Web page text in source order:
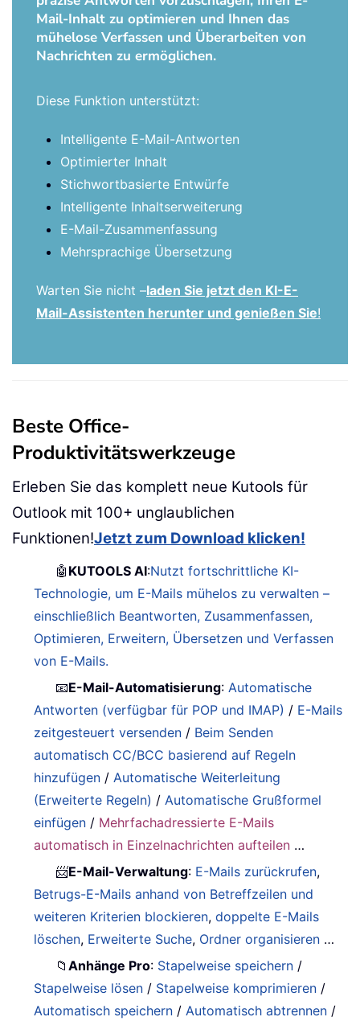
Mail-Inhalt zu optimieren und Ihnen das
mühelose Verfassen und Überarbeiten von
Nachrichten zu ermöglichen.
Diese Funktion unterstützt:
Intelligente E-Mail-Antworten
Optimierter Inhalt
Stichwortbasierte Entwürfe
Intelligente Inhaltserweiterung
E-Mail-Zusammenfassung
Mehrsprachige Übersetzung
Warten Sie nicht –laden Sie jetzt den KI-E-
Mail-Assistenten herunter und genießen Sie!
Beste Office-
Produktivitätswerkzeuge
Erleben Sie das komplett neue Kutools für
Outlook mit 100+ unglaublichen
Funktionen!Jetzt zum Download klicken!
🤖 KUTOOLS AI:Nutzt fortschrittliche KI-
Technologie, um E-Mails mühelos zu verwalten –
einschließlich Beantworten, Zusammenfassen,
Optimieren, Erweitern, Übersetzen und Verfassen
von E-Mails.
📧E-Mail-Automatisierung:Automatische
Antworten (verfügbar für POP und IMAP) / E-Mails
zeitgesteuert versenden / Beim Senden
automatisch CC/BCC basierend auf Regeln
hinzufügen /Automatische Weiterleitung
(Erweiterte Regeln) /Automatische Grußformel
einfügen / Mehrfachadressierte E-Mails
automatisch in Einzelnachrichten aufteilen …
📨E-Mail-Verwaltung: E-Mails zurückrufen,
Betrugs-E-Mails anhand von Betreffzeilen und
weiteren Kriterien blockieren,doppelte E-Mails
löschen, Erweiterte Suche, Ordner organisieren …
📁Anhänge Pro: Stapelweise speichern /
Stapelweise lösen / Stapelweise komprimieren /
Automatisch speichern /Automatisch abtrennen /